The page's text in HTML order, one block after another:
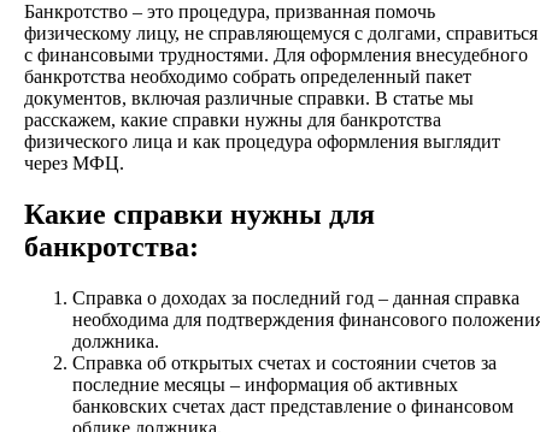
Банкротство – это процедура, призванная помочь
физическому лицу, не справляющемуся с долгами, справиться
с финансовыми трудностями. Для оформления внесудебного
банкротства необходимо собрать определенный пакет
документов, включая различные справки. В статье мы
расскажем, какие справки нужны для банкротства
физического лица и как процедура оформления выглядит
через МФЦ.
Какие справки нужны для
банкротства:
Справка о доходах за последний год – данная справка
необходима для подтверждения финансового
должника.
Справка об открытых счетах и состоянии счетов за
последние месяцы – информация об активных
банковских счетах даст представление о финансовом